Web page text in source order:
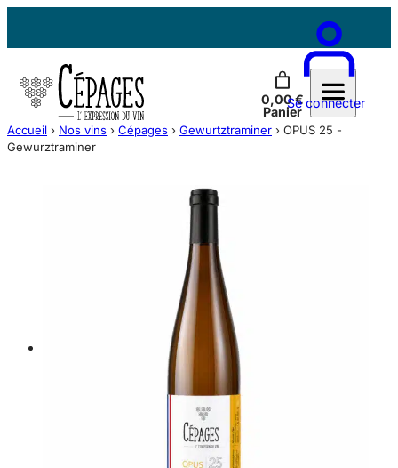
contenu
Se connecter
0,00 €
Panier
Accueil › Nos vins › Cépages › Gewurtztraminer › OPUS 25 -
Gewurztraminer